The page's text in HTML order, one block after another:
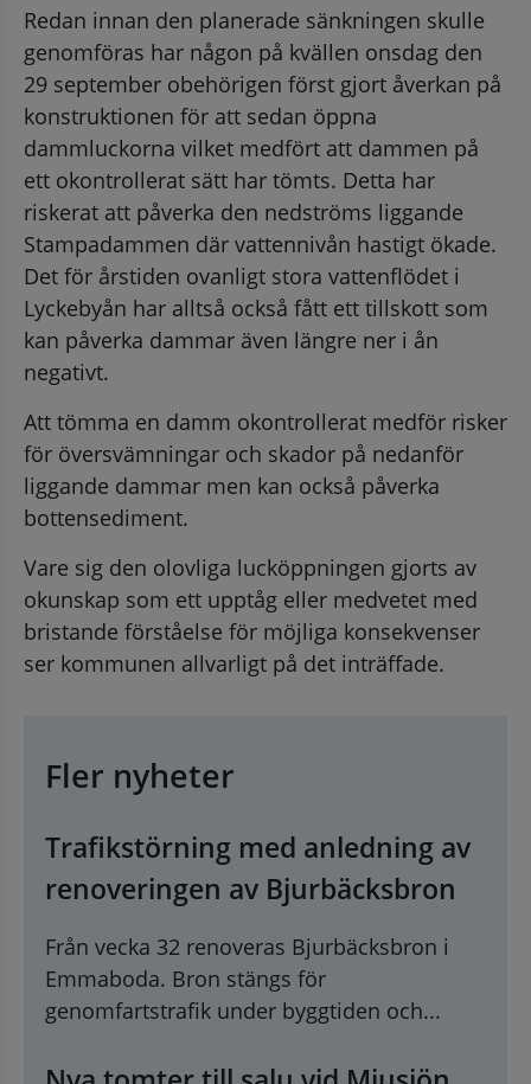
Redan innan den planerade sänkningen skulle
genomföras har någon på kvällen onsdag den
29 september obehörigen först gjort åverkan på
konstruktionen för att sedan öppna
dammluckorna vilket medfört att dammen på
ett okontrollerat sätt har tömts. Detta har
riskerat att påverka den nedströms liggande
Stampadammen där vattennivån hastigt ökade.
Det för årstiden ovanligt stora vattenflödet i
Lyckebyån har alltså också fått ett tillskott som
kan påverka dammar även längre ner i ån
negativt.
Att tömma en damm okontrollerat medför risker
för översvämningar och skador på nedanför
liggande dammar men kan också påverka
bottensediment.
Vare sig den olovliga lucköppningen gjorts av
okunskap som ett upptåg eller medvetet med
bristande förståelse för möjliga konsekvenser
ser kommunen allvarligt på det inträffade.
Fler nyheter
Trafikstörning med anledning av
renoveringen av Bjurbäcksbron
Från vecka 32 renoveras Bjurbäcksbron i
Emmaboda. Bron stängs för
genomfartstrafik under byggtiden och...